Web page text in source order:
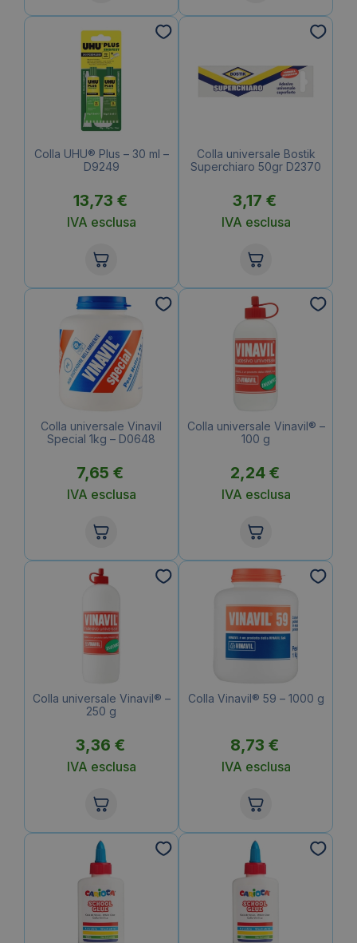
Colla UHU® Plus – 30 ml –
D9249
13,73 €
IVA esclusa
Colla universale Bostik
Superchiaro 50gr D2370
3,17 €
IVA esclusa
Colla universale Vinavil
Special 1kg – D0648
7,65 €
IVA esclusa
Colla universale Vinavil® –
100 g
2,24 €
IVA esclusa
Colla universale Vinavil® –
250 g
3,36 €
IVA esclusa
Colla Vinavil® 59 – 1000 g
8,73 €
IVA esclusa